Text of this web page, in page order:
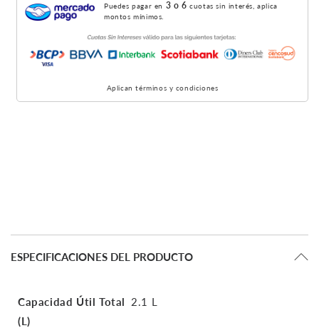
Puedes pagar en 3 o 6 cuotas sin interés, aplica
montos mínimos.
Aplican términos y condiciones
ESPECIFICACIONES DEL PRODUCTO
Capacidad Útil Total
(L)
2.1 L